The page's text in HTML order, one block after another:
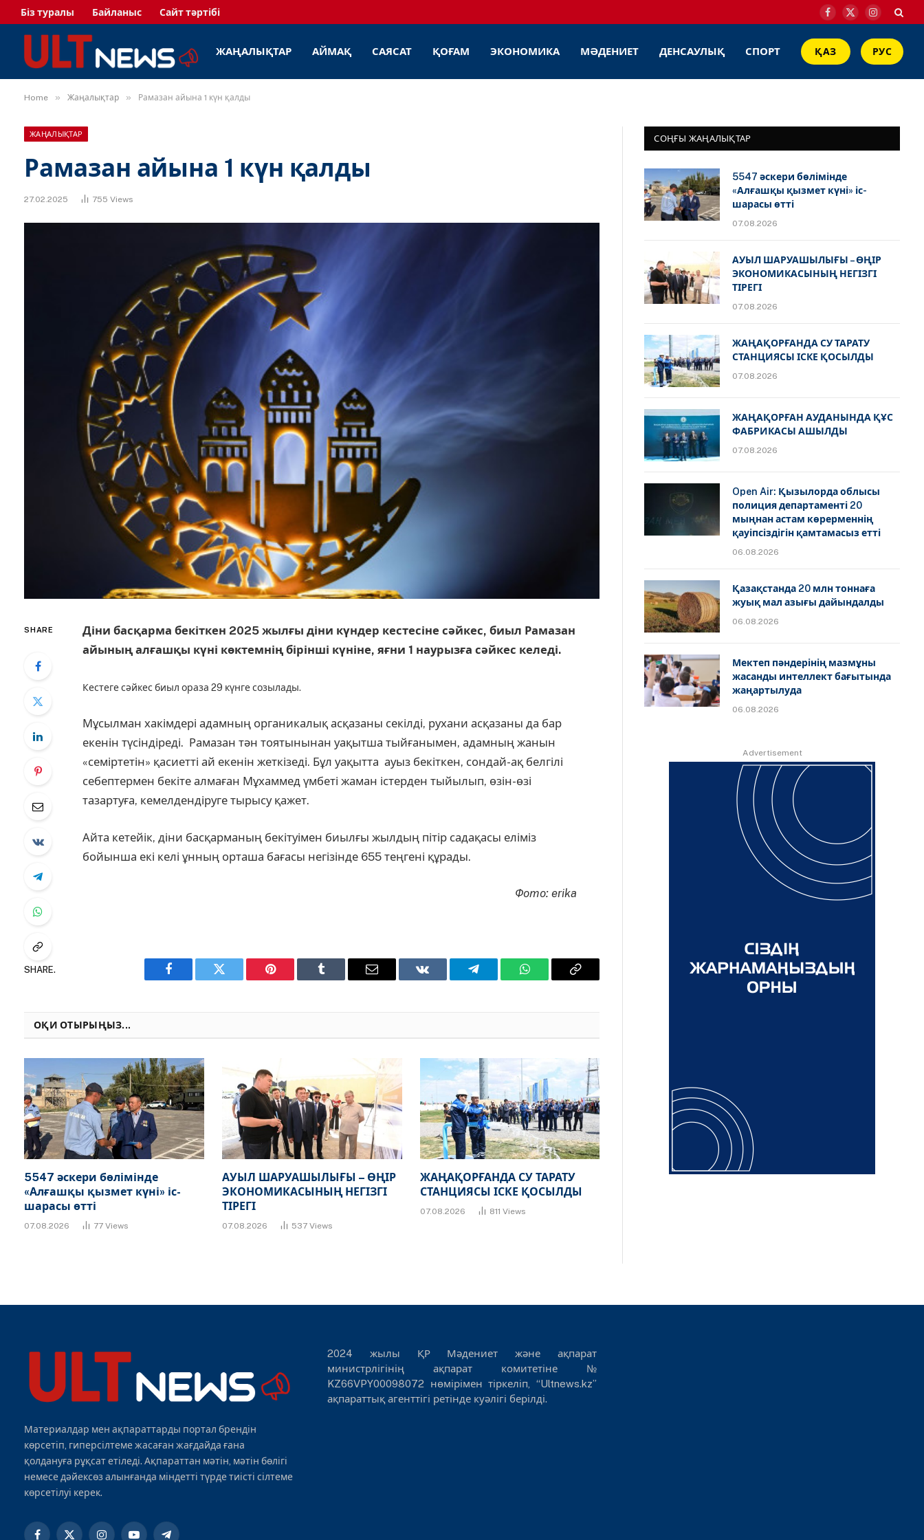
Біз туралы Байланыс Сайт тәртібі
Facebook
X
Instagram
ЖАҢАЛЫҚТАР АЙМАҚ САЯСАТ ҚОҒАМ ЭКОНОМИКА МӘДЕНИЕТ ДЕНСАУЛЫҚ СПОРТ ҚАЗ РУС
Home » Жаңалықтар » Рамазан айына 1 күн қалды
ЖАҢАЛЫҚТАР
Рамазан айына 1 күн қалды
27.02.2025 755 Views
SHARE
Діни басқарма бекіткен 2025 жылғы діни күндер кестесіне сәйкес, биыл Рамазан
айының алғашқы күні көктемнің бірінші күніне, яғни 1 наурызға сәйкес келеді.
Кестеге сәйкес биыл ораза 29 күнге созылады.
Мұсылман хакімдері адамның органикалық асқазаны секілді, рухани асқазаны да бар
екенін түсіндіреді. Рамазан тән тоятынынан уақытша тыйғанымен, адамның жанын
«семіртетін» қасиетті ай екенін жеткізеді. Бұл уақытта ауыз бекіткен, сондай-ақ белгілі
себептермен бекіте алмаған Мұхаммед үмбеті жаман істерден тыйылып, өзін-өзі
тазартуға, кемелдендіруге тырысу қажет.
Айта кетейік, діни басқарманың бекітуімен биылғы жылдың пітір садақасы еліміз
бойынша екі келі ұнның орташа бағасы негізінде 655 теңгені құрады.
Фото: erika
SHARE.
Facebook Twitter Pinterest Tumblr Email VKontakteTelegram WhatsAppCopy
ОҚИ ОТЫРЫҢЫЗ...
5547 әскери бөлімінде
«Алғашқы қызмет күні» іс-
шарасы өтті
07.08.2026 77 Views
АУЫЛ ШАРУАШЫЛЫҒЫ – ӨҢІР
ЭКОНОМИКАСЫНЫҢ НЕГІЗГІ
ТІРЕГІ
07.08.2026 537 Views
ЖАҢАҚОРҒАНДА СУ ТАРАТУ
СТАНЦИЯСЫ ІСКЕ ҚОСЫЛДЫ
07.08.2026 811 Views
СОҢҒЫ ЖАҢАЛЫҚТАР
5547 әскери бөлімінде
«Алғашқы қызмет күні» іс-
шарасы өтті
07.08.2026
АУЫЛ ШАРУАШЫЛЫҒЫ – ӨҢІР
ЭКОНОМИКАСЫНЫҢ НЕГІЗГІ
ТІРЕГІ
07.08.2026
ЖАҢАҚОРҒАНДА СУ ТАРАТУ
СТАНЦИЯСЫ ІСКЕ ҚОСЫЛДЫ
07.08.2026
ЖАҢАҚОРҒАН АУДАНЫНДА ҚҰС
ФАБРИКАСЫ АШЫЛДЫ
07.08.2026
Open Air: Қызылорда облысы
полиция департаменті 20
мыңнан астам көрерменнің
қауіпсіздігін қамтамасыз етті
06.08.2026
Қазақстанда 20 млн тоннаға
жуық мал азығы дайындалды
06.08.2026
Мектеп пәндерінің мазмұны
жасанды интеллект бағытында
жаңартылуда
06.08.2026
Advertisement
Материалдар мен ақпараттарды портал брендін
көрсетіп, гиперсілтеме жасаған жағдайда ғана
қолдануға рұқсат етіледі. Ақпараттан мәтін, мәтін бөлігі
немесе дәйексөз алынғанда міндетті түрде тиісті сілтеме
көрсетілуі керек.
2024 жылы ҚР Мәдениет және ақпарат
министрлігінің ақпарат комитетіне №
KZ66VPY00098072 нөмірімен тіркеліп, “Ultnews.kz”
ақпараттық агенттігі ретінде куәлігі берілді.